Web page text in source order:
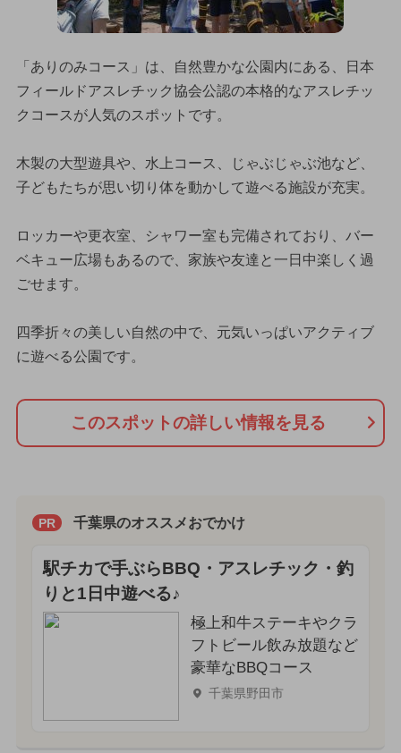
「ありのみコース」は、自然豊かな公園内にある、日本
フィールドアスレチック協会公認の本格的なアスレチッ
クコースが人気のスポットです。
木製の大型遊具や、水上コース、じゃぶじゃぶ池など、
子どもたちが思い切り体を動かして遊べる施設が充実。
ロッカーや更衣室、シャワー室も完備されており、バー
ベキュー広場もあるので、家族や友達と一日中楽しく過
ごせます。
四季折々の美しい自然の中で、元気いっぱいアクティブ
に遊べる公園です。
このスポットの詳しい情報を見る
PR 千葉県のオススメおでかけ
駅チカで手ぶらBBQ・アスレチック・釣
りと1日中遊べる♪
極上和牛ステーキやクラ
フトビール飲み放題など
豪華なBBQコース
千葉県野田市